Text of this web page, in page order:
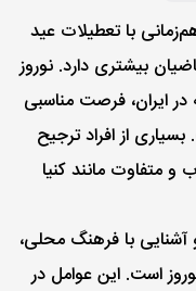
با تعطیلات عید
بیشتری دارد. نوروز
در ایران، فرصت مناسبی
از افراد ترجیح
متفاوت مانند کنیا
آشنایی با فرهنگ محلی،
است. این عوامل در